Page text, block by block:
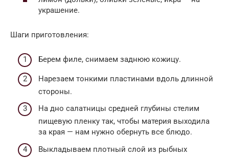
украшение.
Шаги приготовления:
Берем филе, снимаем заднюю кожицу.
Нарезаем тонкими пластинами вдоль длинной
стороны.
На дно салатницы средней глубины стелим
пищевую пленку так, чтобы материя выходила
за края — нам нужно обернуть все блюдо.
Выкладываем плотный слой из рыбных